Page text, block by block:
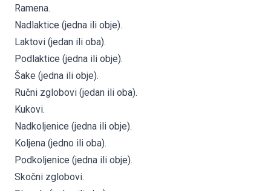
Ramena.
Nadlaktice (jedna ili obje).
Laktovi (jedan ili oba).
Podlaktice (jedna ili obje).
Šake (jedna ili obje).
Ručni zglobovi (jedan ili oba).
Kukovi.
Nadkoljenice (jedna ili obje).
Koljena (jedno ili oba).
Podkoljenice (jedna ili obje).
Skočni zglobovi.